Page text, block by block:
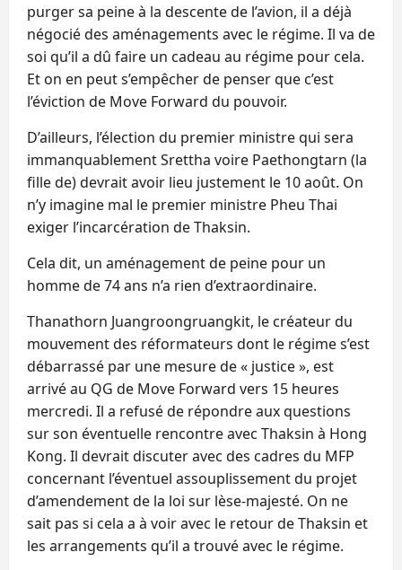
purger sa peine à la descente de l’avion, il a déjà
négocié des aménagements avec le régime. Il va de
soi qu’il a dû faire un cadeau au régime pour cela.
Et on en peut s’empêcher de penser que c’est
l’éviction de Move Forward du pouvoir.
D’ailleurs, l’élection du premier ministre qui sera
immanquablement Srettha voire Paethongtarn (la
fille de) devrait avoir lieu justement le 10 août. On
n’y imagine mal le premier ministre Pheu Thai
exiger l’incarcération de Thaksin.
Cela dit, un aménagement de peine pour un
homme de 74 ans n’a rien d’extraordinaire.
Thanathorn Juangroongruangkit, le créateur du
mouvement des réformateurs dont le régime s’est
débarrassé par une mesure de « justice », est
arrivé au QG de Move Forward vers 15 heures
mercredi. Il a refusé de répondre aux questions
sur son éventuelle rencontre avec Thaksin à Hong
Kong. Il devrait discuter avec des cadres du MFP
concernant l’éventuel assouplissement du projet
d’amendement de la loi sur lèse-majesté. On ne
sait pas si cela a à voir avec le retour de Thaksin et
les arrangements qu’il a trouvé avec le régime.